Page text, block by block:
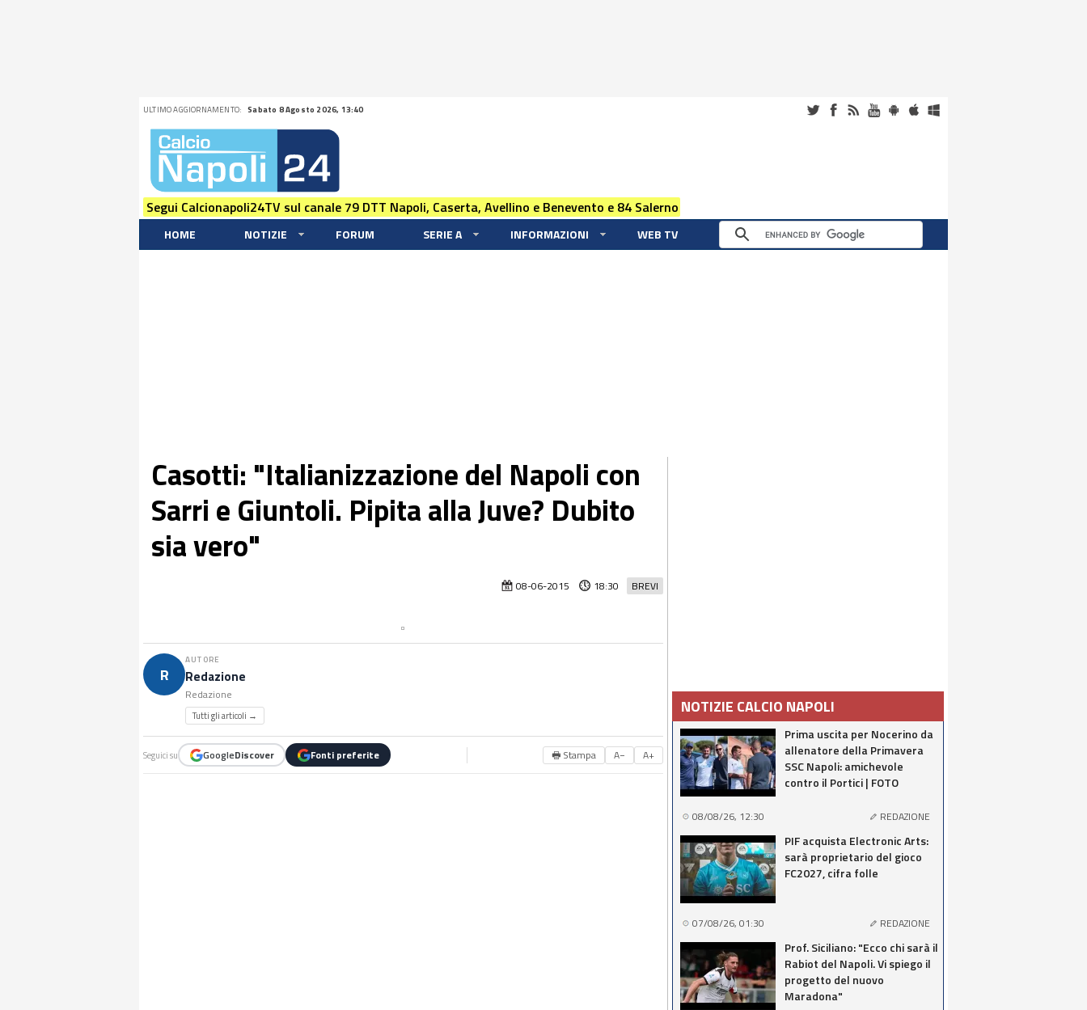
ULTIMO AGGIORNAMENTO: Sabato 8 Agosto 2026, 13:40
Segui Calcionapoli24TV sul canale 79 DTT Napoli, Caserta, Avellino e Benevento e 84 Salerno
HOME NOTIZIE FORUM SERIE A INFORMAZIONI WEB TV
Casotti: "Italianizzazione del Napoli con
Sarri e Giuntoli. Pipita alla Juve? Dubito
sia vero"
BREVI
08-06-2015 18:30
R
AUTORE
Redazione
Redazione
Tutti gli articoli →
Seguici su GoogleDiscover Fonti preferite 🖶 Stampa A− A+
NOTIZIE CALCIO NAPOLI
Prima uscita per Nocerino da
allenatore della Primavera
SSC Napoli: amichevole
contro il Portici | FOTO
08/08/26, 12:30 REDAZIONE
PIF acquista Electronic Arts:
sarà proprietario del gioco
FC2027, cifra folle
07/08/26, 01:30 REDAZIONE
Prof. Siciliano: "Ecco chi sarà il
Rabiot del Napoli. Vi spiego il
progetto del nuovo
Maradona"